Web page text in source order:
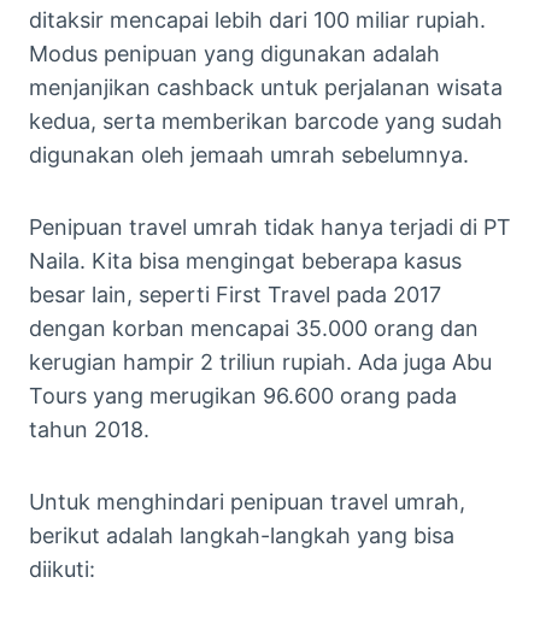
ditaksir mencapai lebih dari 100 miliar rupiah.
Modus penipuan yang digunakan adalah
menjanjikan cashback untuk perjalanan wisata
kedua, serta memberikan barcode yang sudah
digunakan oleh jemaah umrah sebelumnya.
Penipuan travel umrah tidak hanya terjadi di PT
Naila. Kita bisa mengingat beberapa kasus
besar lain, seperti First Travel pada 2017
dengan korban mencapai 35.000 orang dan
kerugian hampir 2 triliun rupiah. Ada juga Abu
Tours yang merugikan 96.600 orang pada
tahun 2018.
Untuk menghindari penipuan travel umrah,
berikut adalah langkah-langkah yang bisa
diikuti: